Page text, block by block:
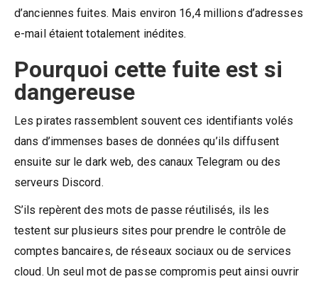
d’anciennes fuites. Mais environ 16,4 millions d’adresses
e-mail étaient totalement inédites.
Pourquoi cette fuite est si
dangereuse
Les pirates rassemblent souvent ces identifiants volés
dans d’immenses bases de données qu’ils diffusent
ensuite sur le dark web, des canaux Telegram ou des
serveurs Discord.
S’ils repèrent des mots de passe réutilisés, ils les
testent sur plusieurs sites pour prendre le contrôle de
comptes bancaires, de réseaux sociaux ou de services
cloud. Un seul mot de passe compromis peut ainsi ouvrir